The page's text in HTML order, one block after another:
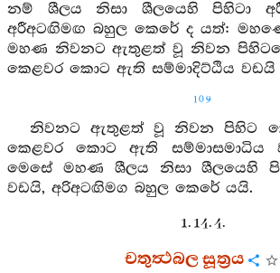
නම් ශීලය නිසා ශීලයෙහි පිහිටා
අරීඅටඟිමඟ බහුල කෙරේ ද යත්:
මහණ නිවනට ඇතුළත් වූ නිවන
කෙළවර කොට ඇති සම්මාදිට්ඨිය වඩයි
109
නිවනට ඇතුළත් වූ නිවන පිහිට
කෙළවර කොට ඇති සම්මාසමාධිය
මෙසේ මහණ ශීලය නිසා ශීලයෙහි
වඩයි, අරිඅටඟිමග බහුල කෙරේ යයි.
1. 14. 4.
චතුත්‍ථබල සූත්‍රය